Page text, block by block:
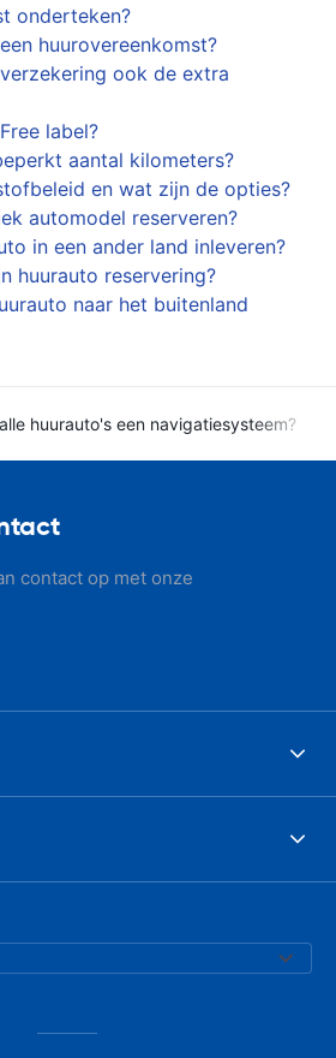
onderteken?
huurovereenkomst?
ook de extra
label?
aantal kilometers?
en wat zijn de opties?
automodel reserveren?
in een ander land inleveren?
huurauto reservering?
naar het buitenland
huurauto's een navigatiesysteem?
contact op met onze